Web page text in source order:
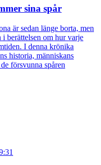
sina spår
är sedan länge borta, men
i berättelsen om hur varje
I denna krönika
historia, människans
försvunna spåren